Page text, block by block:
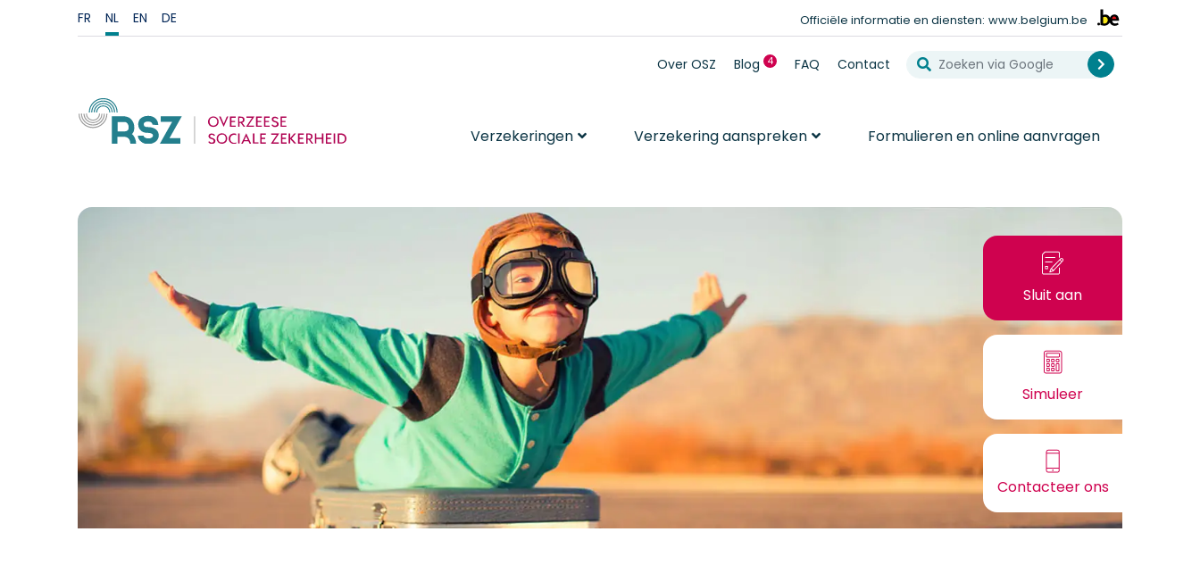
FR NL EN DE Officiële informatie en diensten: www.belgium.be
Over OSZ Blog 4 4 new blogs
FAQ Contact Zoeken via Google
Search
Verzekeringen Verzekering aanspreken Formulieren en online aanvragen
Sluit aan
Simuleer
Contacteer ons